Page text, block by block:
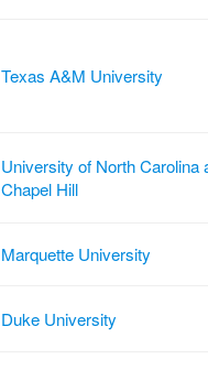
Texas A&M University
University of North Carolina
Chapel Hill
Marquette University
Duke University